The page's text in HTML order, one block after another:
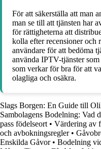
För att säkerställa att man
man se till att tjänsten har
för rättigheterna att
kolla efter recensioner och
användare för att bedöma
använda IPTV-tjänster
som verkar för bra för att
olagliga och osäkra.
Slags Borgen: En Guide till
Sambolagens Bodelning: Vad
pass födelseort • Värdering av
och avbokningsregler•
Enskilda Gåvor• Bodelning